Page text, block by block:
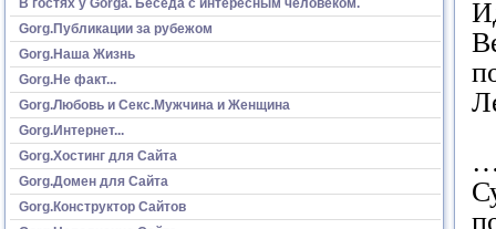
Gorg.Публикации за рубежом
Gorg.Наша Жизнь
Gorg.Не факт...
Gorg.Любовь и Секс.Мужчина и Женщина
Gorg.Интернет...
Gorg.Хостинг для Сайта
Gorg.Домен для Сайта
Gorg.Конструктор Сайтов